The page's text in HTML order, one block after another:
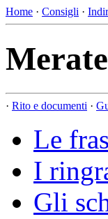
Home · Consigli ·
· Rito e documenti ·
Le
I
Gli